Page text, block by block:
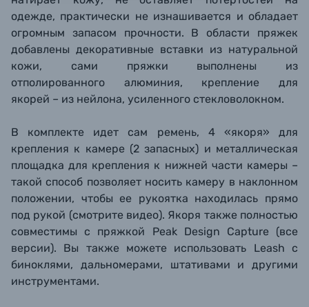
одежде, практически не изнашивается и обладает
огромным запасом прочности. В области пряжек
добавлены декоративные вставки из натуральной
кожи, сами пряжки выполнены из
отполированного алюминия, крепление для
якорей – из нейлона, усиленного стекловолокном.
В комплекте идет сам ремень, 4 «якоря» для
крепления к камере (2 запасных) и металлическая
площадка для крепления к нижней части камеры –
такой способ позволяет носить камеру в наклонном
положении, чтобы ее рукоятка находилась прямо
под рукой (смотрите видео). Якоря также полностью
совместимы с пряжкой Peak Design Capture (все
версии). Вы также можете использовать Leash с
биноклями, дальномерами, штативами и другими
инструментами.